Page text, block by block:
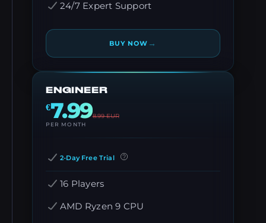
24/7 Expert Support
BUY NOW →
ENGINEER
€7.998.99EUR
PER MONTH
2-Day Free Trial
16 Players
AMD Ryzen 9 CPU